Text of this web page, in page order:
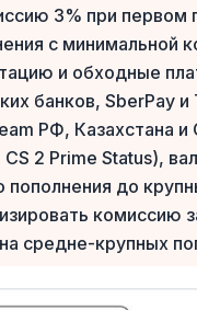
3% при первом
с минимальной
и обходные
банков, SberPay и
РФ, Казахстана и
2 Prime Status),
до
комиссию
средне-крупных